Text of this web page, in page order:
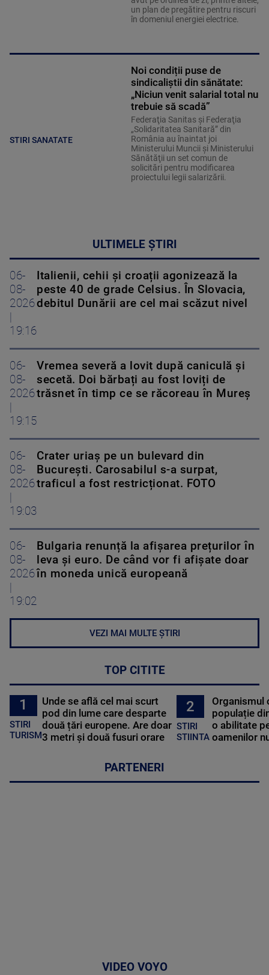
un plan de pregătire pentru riscuri
în domeniul energiei electrice.
STIRI SANATATE
Noi condiții puse de
sindicaliștii din sănătate:
„Niciun venit salarial total nu
trebuie să scadă”
Federaţia Sanitas şi Federaţia
„Solidaritatea Sanitară” din
România au înaintat joi
Ministerului Muncii şi Ministerului
Sănătăţii un set comun de
solicitări pentru modificarea
proiectului legii salarizării.
ULTIMELE ȘTIRI
06-
08-
2026
19:16
Italienii, cehii și croații agonizează la
peste 40 de grade Celsius. În Slovacia,
debitul Dunării are cel mai scăzut nivel
06-
08-
2026
19:15
Vremea severă a lovit după caniculă și
secetă. Doi bărbați au fost loviți de
trăsnet în timp ce se răcoreau în Mureș
06-
08-
2026
19:03
Crater uriaș pe un bulevard din
București. Carosabilul s-a surpat,
traficul a fost restricționat. FOTO
06-
08-
2026
19:02
Bulgaria renunță la afișarea prețurilor în
leva și euro. De când vor fi afișate doar
în moneda unică europeană
VEZI MAI MULTE ȘTIRI
TOP CITITE
1
STIRI
TURISM
Unde se află cel mai scurt
pod din lume care desparte
două țări europene. Are doar
3 metri și două fusuri orare
2
STIRI
STIINTA
Organismul
populație
o abilitate
oamenilor
PARTENERI
VIDEO VOYO